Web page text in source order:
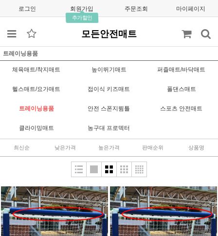
로그인 회원가입
추가할인
주문조회 마이페이지
모든안전매트
트레이닝용품
체육매트/착지매트 높이뛰기매트 퍼즐매트/바닥매트
헬스매트/요가매트 접이식 키즈매트 폴댄스매트
트레이닝용품 안전 스폰지뜀틀 스포츠 안전매트
클라이밍매트 농구대 프로덱터
최신순 낮은가격 높은가격 판매순위 상품명